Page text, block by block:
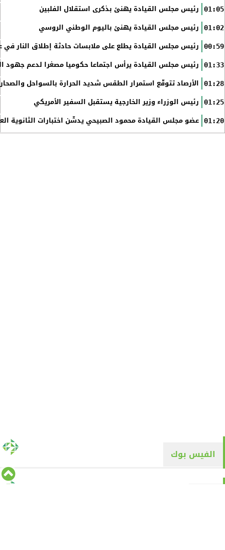
01:05 رئيس مجلس القيادة يهنئ بذكرى استقلال الفلبين
01:02 رئيس مجلس القيادة يهنئ باليوم الوطني الروسي
00:59 رئيس مجلس القيادة يطلع على ملابسات حادثة إطلاق النار في
01:33 رئيس مجلس القيادة يرأس اجتماعا حكوميا مصغرا لدعم جهود
01:28 الأرصاد تتوقّع استمرار الطقس شديد الحرارة بالسواحل
01:25 رئيس الوزراء وزير الخارجية يستقبل السفير الأمريكي
01:20 عضو مجلس القيادة محمود الصبيحي يدشّن اختبارات الثانوية
الفيس بوك